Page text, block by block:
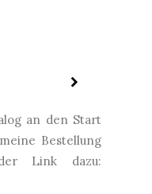
an den Start
Bestellung
Link dazu: